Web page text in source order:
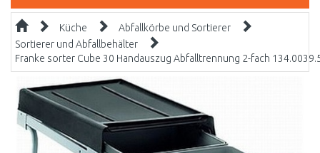
Küche
Abfallkörbe und Sortierer
Sortierer und Abfallbehälter
Franke sorter Cube 30 Handauszug Abfalltrennung 2-fach